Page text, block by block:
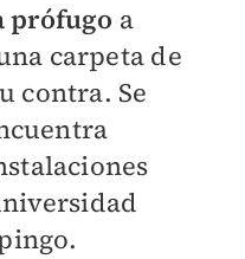
prófugo a
carpeta de
contra. Se